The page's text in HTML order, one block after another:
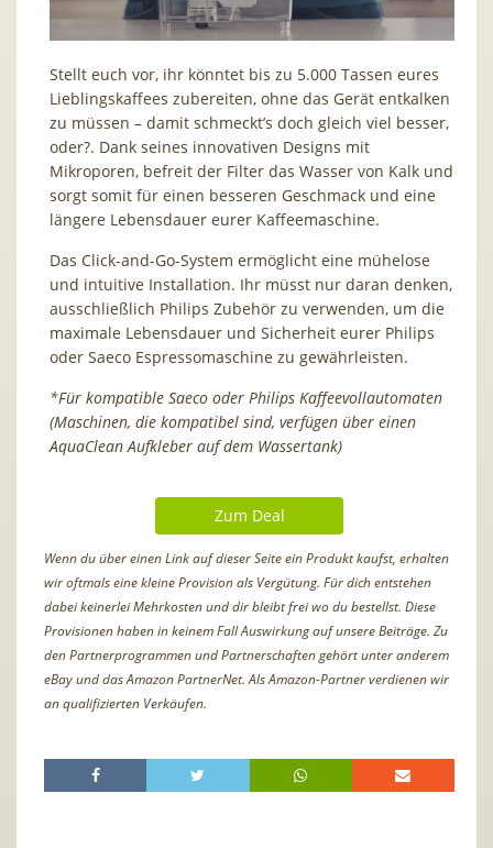
Stellt euch vor, ihr könntet bis zu 5.000 Tassen eures
Lieblingskaffees zubereiten, ohne das Gerät entkalken
zu müssen – damit schmeckt’s doch gleich viel besser,
oder?. Dank seines innovativen Designs mit
Mikroporen, befreit der Filter das Wasser von Kalk und
sorgt somit für einen besseren Geschmack und eine
längere Lebensdauer eurer Kaffeemaschine.
Das Click-and-Go-System ermöglicht eine mühelose
und intuitive Installation. Ihr müsst nur daran denken,
ausschließlich Philips Zubehör zu verwenden, um die
maximale Lebensdauer und Sicherheit eurer Philips
oder Saeco Espressomaschine zu gewährleisten.
*Für kompatible Saeco oder Philips Kaffeevollautomaten
(Maschinen, die kompatibel sind, verfügen über einen
AquaClean Aufkleber auf dem Wassertank)
Zum Deal
Wenn du über einen Link auf dieser Seite ein Produkt kaufst, erhalten
wir oftmals eine kleine Provision als Vergütung. Für dich entstehen
dabei keinerlei Mehrkosten und dir bleibt frei wo du bestellst. Diese
Provisionen haben in keinem Fall Auswirkung auf unsere Beiträge. Zu
den Partnerprogrammen und Partnerschaften gehört unter anderem
eBay und das Amazon PartnerNet. Als Amazon-Partner verdienen wir
an qualifizierten Verkäufen.